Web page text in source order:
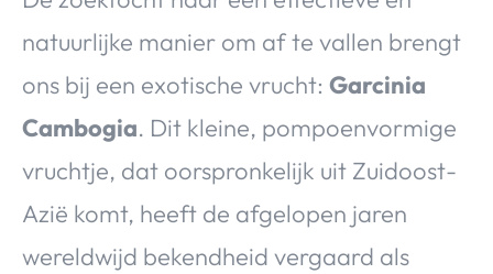
natuurlijke manier om af te vallen brengt
ons bij een exotische vrucht: Garcinia
Cambogia. Dit kleine, pompoenvormige
vruchtje, dat oorspronkelijk uit Zuidoost-
Azië komt, heeft de afgelopen jaren
wereldwijd bekendheid vergaard als